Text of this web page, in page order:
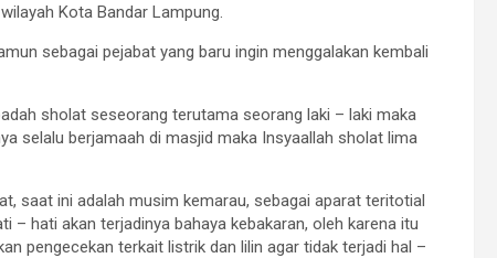
Kota Bandar Lampung.
sebagai pejabat yang baru ingin menggalakan kembali
sholat seseorang terutama seorang laki – laki maka
selalu berjamaah di masjid maka Insyaallah sholat lima
saat ini adalah musim kemarau, sebagai aparat teritotial
– hati akan terjadinya bahaya kebakaran, oleh karena itu
pengecekan terkait listrik dan lilin agar tidak terjadi hal –